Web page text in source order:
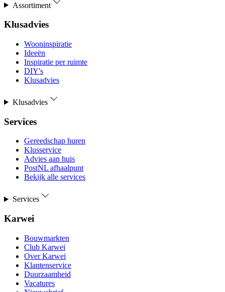
Assortiment
Klusadvies
Wooninspiratie
Ideeën
Inspiratie per ruimte
DIY's
Klusadvies
Klusadvies
Services
Gereedschap huren
Klusservice
Advies aan huis
PostNL afhaalpunt
Bekijk alle services
Services
Karwei
Bouwmarkten
Club Karwei
Over Karwei
Klantenservice
Duurzaamheid
Vacatures